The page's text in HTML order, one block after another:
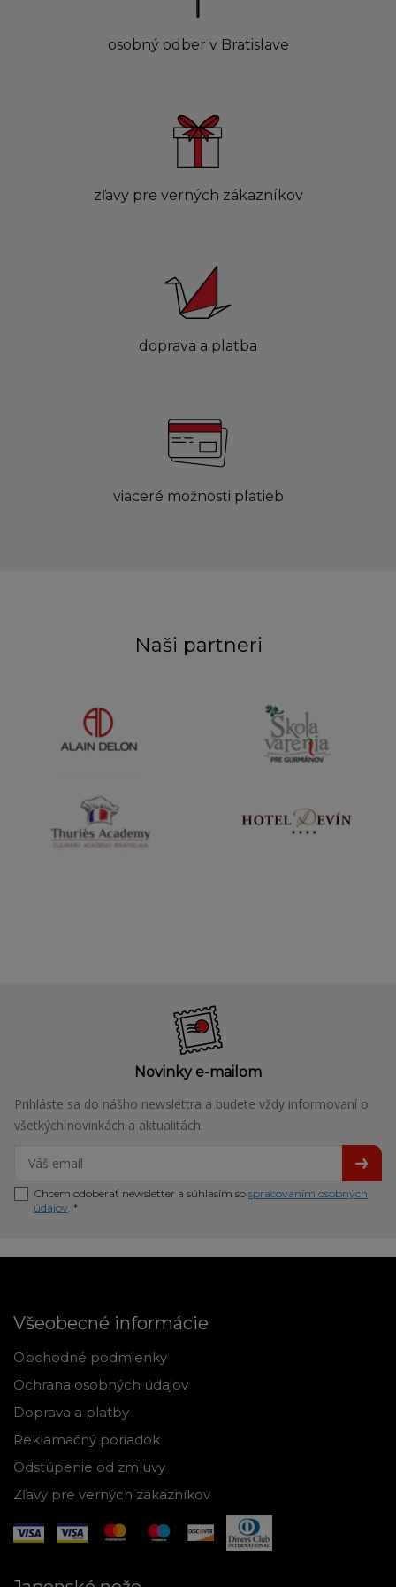
osobný odber v Bratislave
zľavy pre verných zákazníkov
doprava a platba
viaceré možnosti platieb
Naši partneri
Novinky e-mailom
Prihláste sa do nášho newslettra a budete vždy informovaní o
všetkých novinkách a aktualitách.
Chcem odoberať newsletter a súhlasím so spracovaním osobných
údajov . *
Všeobecné informácie
Obchodné podmienky
Ochrana osobných údajov
Doprava a platby
Reklamačný poriadok
Odstúpenie od zmluvy
Zľavy pre verných zákazníkov